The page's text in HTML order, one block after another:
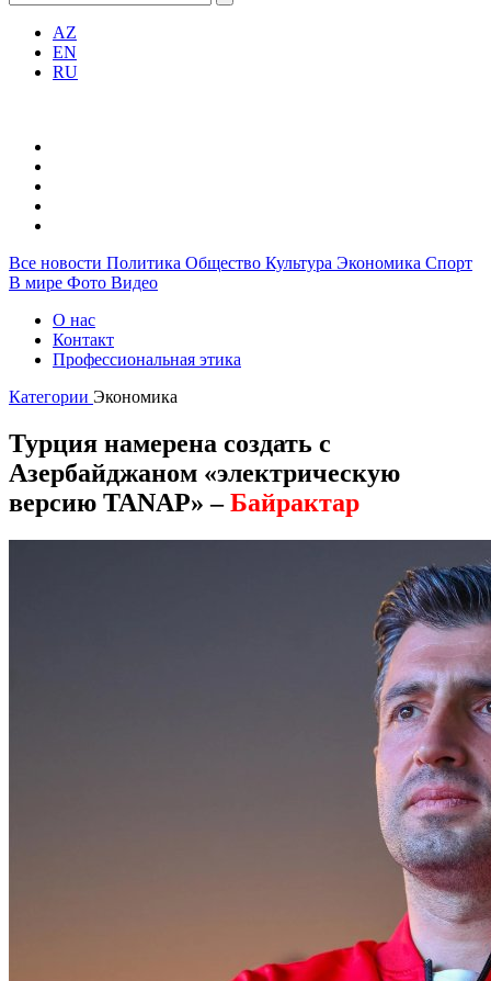
AZ
EN
RU
Все новости Политика Общество Культура Экономика Спорт
В мире Фото Видео
О нас
Контакт
Профессиональная этика
Категории Экономика
Турция намерена создать с
Азербайджаном «электрическую
версию TANAP» –Байрактар